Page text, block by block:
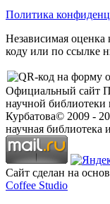
Политика
Независимая оценка
коду или по ссылке
Официальный сайт
научной
Курбатова© 2009 -
научная библиотека
Сайт сделан на
Coffee Studio